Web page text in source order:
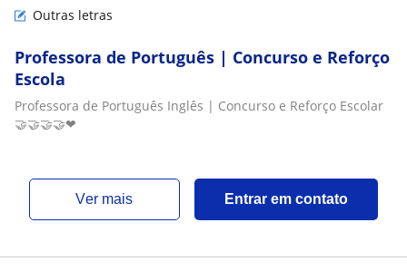
Outras letras
Professora de Português | Concurso e Reforço
Escola
Professora de Português Inglês | Concurso e Reforço Escolar
🤝🤝🤝🤝❤
ver mais Entrar em contato